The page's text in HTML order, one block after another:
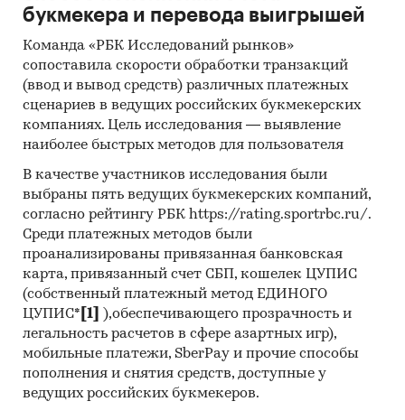
букмекера и перевода выигрышей
Команда «РБК Исследований рынков»
сопоставила скорости обработки транзакций
(ввод и вывод средств) различных платежных
сценариев в ведущих российских букмекерских
компаниях. Цель исследования — выявление
наиболее быстрых методов для пользователя
В качестве участников исследования были
выбраны пять ведущих букмекерских компаний,
согласно рейтингу РБК https://rating.sportrbc.ru/.
Среди платежных методов были
проанализированы привязанная банковская
карта, привязанный счет СБП, кошелек ЦУПИС
(собственный платежный метод ЕДИНОГО
ЦУПИС* [1]
),обеспечивающего прозрачность и
легальность расчетов в сфере азартных игр),
мобильные платежи, SberPay и прочие способы
пополнения и снятия средств, доступные у
ведущих российских букмекеров.